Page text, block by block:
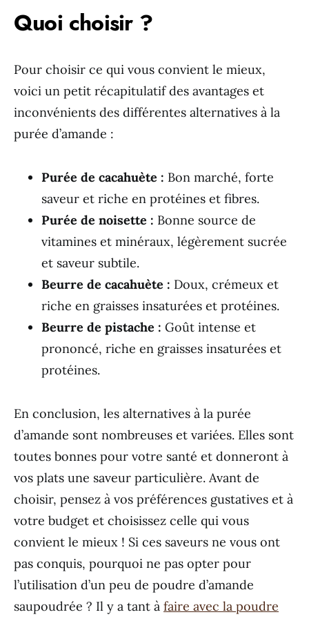
Quoi choisir ?
Pour choisir ce qui vous convient le mieux,
voici un petit récapitulatif des avantages et
inconvénients des différentes alternatives à la
purée d’amande :
Purée de cacahuète : Bon marché, forte
saveur et riche en protéines et fibres.
Purée de noisette : Bonne source de
vitamines et minéraux, légèrement sucrée
et saveur subtile.
Beurre de cacahuète : Doux, crémeux et
riche en graisses insaturées et protéines.
Beurre de pistache : Goût intense et
prononcé, riche en graisses insaturées et
protéines.
En conclusion, les alternatives à la purée
d’amande sont nombreuses et variées. Elles sont
toutes bonnes pour votre santé et donneront à
vos plats une saveur particulière. Avant de
choisir, pensez à vos préférences gustatives et à
votre budget et choisissez celle qui vous
convient le mieux ! Si ces saveurs ne vous ont
pas conquis, pourquoi ne pas opter pour
l’utilisation d’un peu de poudre d’amande
saupoudrée ? Il y a tant à faire avec la poudre